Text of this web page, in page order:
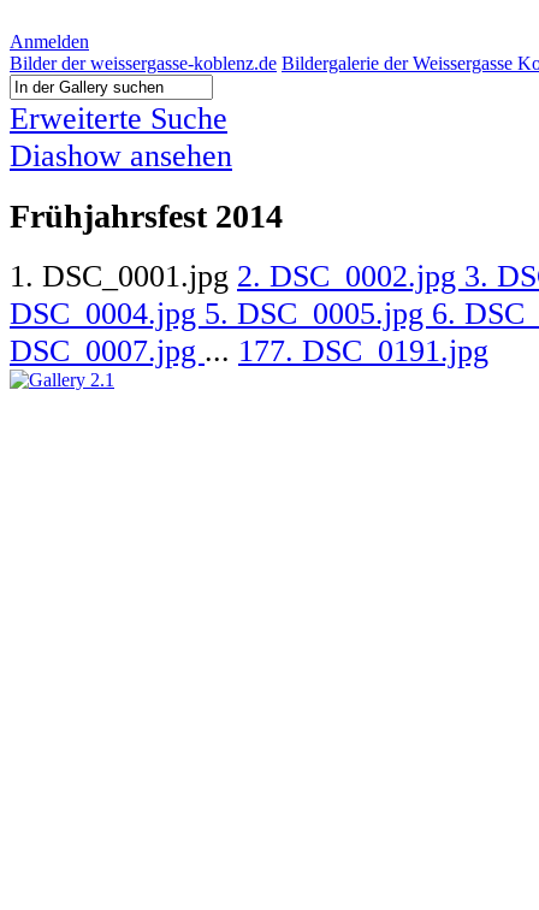
Anmelden
Bilder der weissergasse-koblenz.de Bildergalerie der Weissergasse
Erweiterte Suche
Diashow ansehen
Frühjahrsfest 2014
1. DSC_0001.jpg 2. DSC_0002.jpg 3.
DSC_0004.jpg 5. DSC_0005.jpg 6.
DSC_0007.jpg ... 177. DSC_0191.jpg